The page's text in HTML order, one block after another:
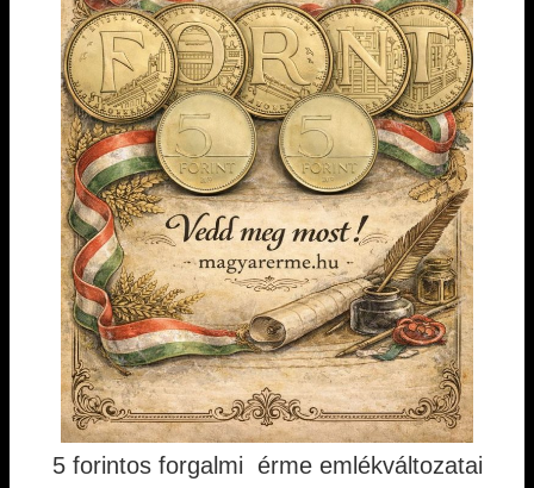
5 forintos forgalmi érme emlékváltozatai